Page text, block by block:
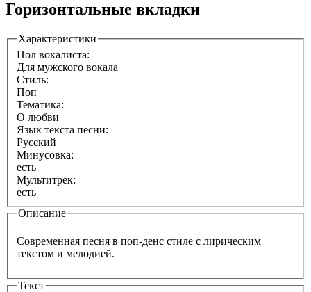
Горизонтальные вкладки
Характеристики
Пол вокалиста:
Для мужского вокала
Стиль:
Поп
Тематика:
О любви
Язык текста песни:
Русский
Минусовка:
есть
Мультитрек:
есть
Описание
Современная песня в поп-денс стиле с лирическим
текстом и мелодией.
Текст